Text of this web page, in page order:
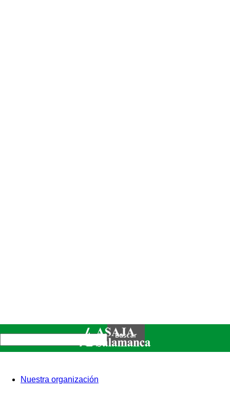
Nuestra organización